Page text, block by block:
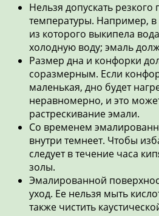
Нельзя допускать резкого
температуры. Например,
из которого выкипела
холодную воду; эмаль
Размер дна и конфорки
соразмерным. Если
маленькая, дно будет
неравномерно, и это
растрескивание эмали.
Со временем
внутри темнеет. Чтобы
следует в течение часа
золы.
Эмалированной
уход. Ее нельзя мыть
также чистить